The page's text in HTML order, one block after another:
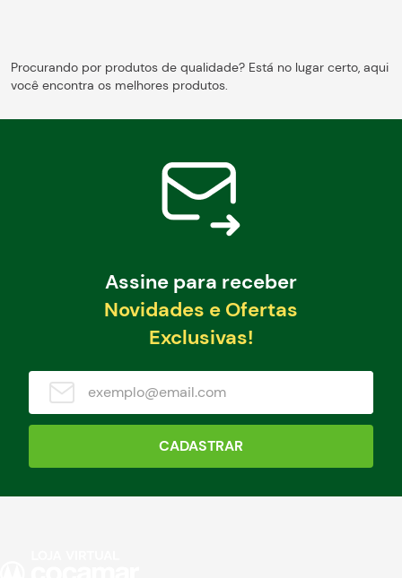
Procurando por produtos de qualidade? Está no lugar certo, aqui
você encontra os melhores produtos.
Assine para receber
Novidades e Ofertas
Exclusivas!
CADASTRAR